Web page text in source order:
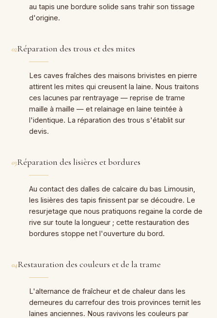
au tapis une bordure solide sans trahir son tissage
d'origine.
02Réparation des trous et des mites
Les caves fraîches des maisons brivistes en pierre
attirent les mites qui creusent la laine. Nous traitons
ces lacunes par rentrayage — reprise de trame
maille à maille — et relainage en laine teintée à
l'identique. La réparation des trous s'établit sur
devis.
03Réparation des lisières et bordures
Au contact des dalles de calcaire du bas Limousin,
les lisières des tapis finissent par se découdre. Le
resurjetage que nous pratiquons regaine la corde de
rive sur toute la longueur ; cette restauration des
bordures stoppe net l'ouverture du bord.
04Restauration des couleurs et de la trame
L'alternance de fraîcheur et de chaleur dans les
demeures du carrefour des trois provinces ternit les
laines anciennes. Nous ravivons les couleurs par